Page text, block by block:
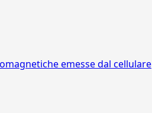
emesse dal cellulare